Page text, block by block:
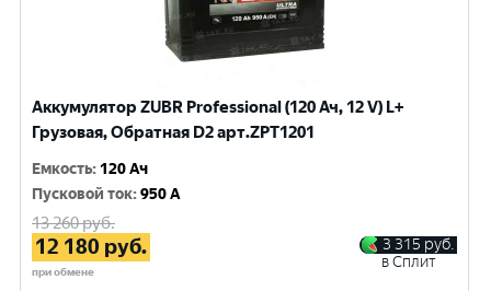
Аккумулятор ZUBR Professional (120 Ач, 12 V) L+
Грузовая, Обратная D2 арт.ZPT1201
Емкость: 120 Ач
Пусковой ток:950 A
13 260руб.
12 180 руб.
при обмене
3 315 руб.
в Сплит